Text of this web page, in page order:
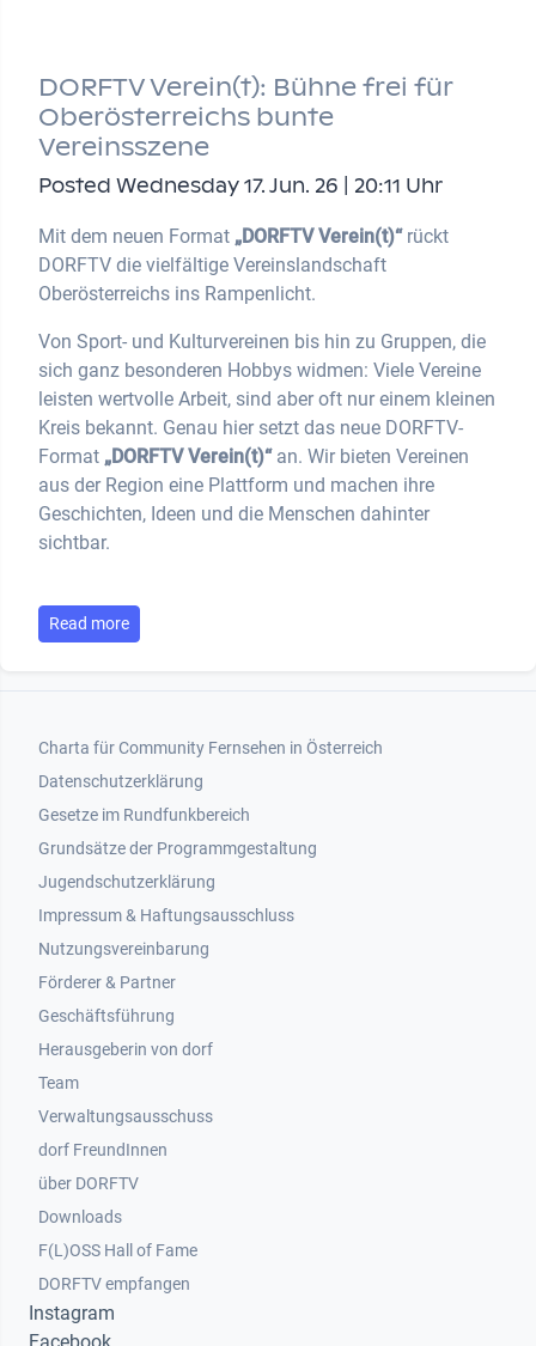
DORFTV Verein(t): Bühne frei für
Oberösterreichs bunte
Vereinsszene
Posted Wednesday 17. Jun. 26 | 20:11 Uhr
Mit dem neuen Format „DORFTV Verein(t)“rückt
DORFTV die vielfältige Vereinslandschaft
Oberösterreichs ins Rampenlicht.
Von Sport- und Kulturvereinen bis hin zu Gruppen, die
sich ganz besonderen Hobbys widmen: Viele Vereine
leisten wertvolle Arbeit, sind aber oft nur einem kleinen
Kreis bekannt. Genau hier setzt das neue DORFTV-
Format „DORFTV Verein(t)“an. Wir bieten Vereinen
aus der Region eine Plattform und machen ihre
Geschichten, Ideen und die Menschen dahinter
sichtbar.
Read more
Footer 1
Charta für Community Fernsehen in Österreich
Datenschutzerklärung
Gesetze im Rundfunkbereich
Grundsätze der Programmgestaltung
Jugendschutzerklärung
Impressum & Haftungsausschluss
Nutzungsvereinbarung
Footer 2
Förderer & Partner
Geschäftsführung
Herausgeberin von dorf
Team
Verwaltungsausschuss
dorf FreundInnen
Footer 3
über DORFTV
Downloads
F(L)OSS Hall of Fame
Footer 4
DORFTV empfangen
Instagram